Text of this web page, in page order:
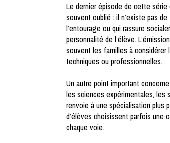
Le dernier épisode de cette série
souvent oublié : il n’existe pas
l’entourage ou qui rassure
personnalité de l’élève.
souvent les familles à
techniques ou professionnelles.
Un autre point important
les sciences expérimentales, les
renvoie à une spécialisation plus
d’élèves choisissent parfois une
chaque voie.